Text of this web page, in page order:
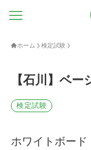
ホーム 検定試験
【石川】ベ
検定試験
ホワイトボー